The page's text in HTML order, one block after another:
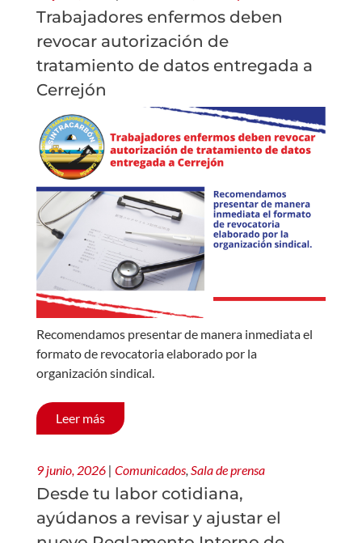
Trabajadores enfermos deben
revocar autorización de
tratamiento de datos entregada a
Cerrejón
Recomendamos presentar de manera inmediata el
formato de revocatoria elaborado por la
organización sindical.
Leer más
9 junio, 2026 | Comunicados, Sala de prensa
Desde tu labor cotidiana,
ayúdanos a revisar y ajustar el